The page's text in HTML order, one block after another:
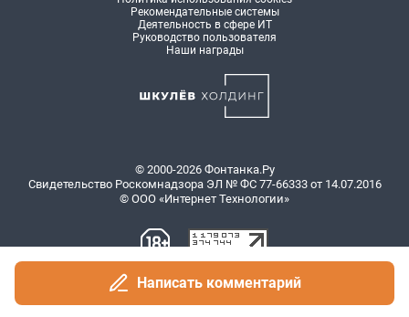
Рекомендательные системы
Деятельность в сфере ИТ
Руководство пользователя
Наши награды
© 2000-2026 Фонтанка.Ру
Свидетельство Роскомнадзора ЭЛ № ФС 77-66333 от 14.07.2016
© ООО «Интернет Технологии»
Написать комментарий